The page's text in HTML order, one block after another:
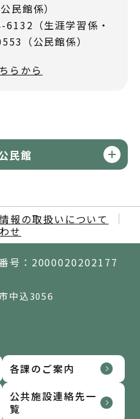
民館係）
（生涯学習係・
（公民館係）
らから
民館
報の取扱いについて
せ
号：2000020202177
中込3056
各課のご案内
公共施設連絡先一
覧